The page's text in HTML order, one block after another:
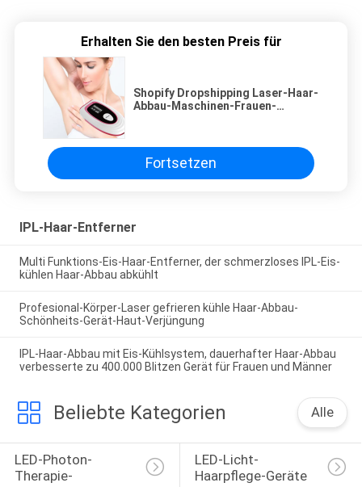
Erhalten Sie den besten Preis für
Shopify Dropshipping Laser-Haar-
Abbau-Maschinen-Frauen-
Fortsetzen
IPL-Haar-Entferner
Multi Funktions-Eis-Haar-Entferner, der schmerzloses IPL-Eis-
kühlen Haar-Abbau abkühlt
Profesional-Körper-Laser gefrieren kühle Haar-Abbau-
Schönheits-Gerät-Haut-Verjüngung
IPL-Haar-Abbau mit Eis-Kühlsystem, dauerhafter Haar-Abbau
verbesserte zu 400.000 Blitzen Gerät für Frauen und Männer
Beliebte Kategorien Alle
LED-Photon-
Therapie-
LED-Licht-
Haarpflege-Geräte